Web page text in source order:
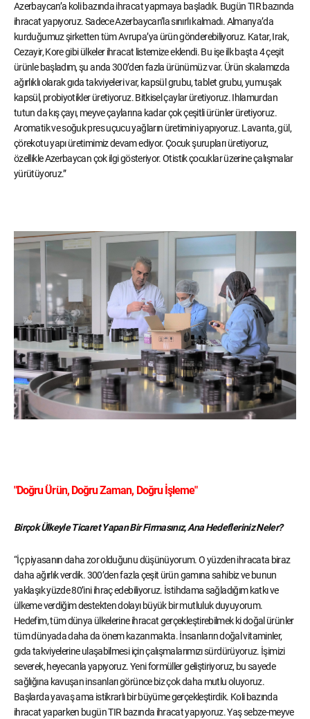
Azerbaycan’a koli bazında ihracat yapmaya başladık. Bugün TIR bazında
ihracat yapıyoruz. Sadece Azerbaycan’la sınırlı kalmadı. Almanya’da
kurduğumuz şirketten tüm Avrupa’ya ürün gönderebiliyoruz. Katar, Irak,
Cezayir, Kore gibi ülkeler ihracat listemize eklendi. Bu işe ilk başta 4 çeşit
ürünle başladım, şu anda 300’den fazla ürünümüz var. Ürün skalamızda
ağırlıklı olarak gıda takviyeleri var, kapsül grubu, tablet grubu, yumuşak
kapsül, probiyotikler üretiyoruz. Bitkisel çaylar üretiyoruz. Ihlamurdan
tutun da kış çayı, meyve çaylarına kadar çok çeşitli ürünler üretiyoruz.
Aromatik ve soğuk pres uçucu yağların üretimini yapıyoruz. Lavanta, gül,
çörekotu yapı üretimimiz devam ediyor. Çocuk şurupları üretiyoruz,
özellikle Azerbaycan çok ilgi gösteriyor. Otistik çocuklar üzerine çalışmalar
yürütüyoruz.”
"Doğru Ürün, Doğru Zaman, Doğru İşleme"
Birçok Ülkeyle Ticaret Yapan Bir Firmasınız, Ana Hedefleriniz Neler?
“İç piyasanın daha zor olduğunu düşünüyorum. O yüzden ihracata biraz
daha ağırlık verdik. 300’den fazla çeşit ürün gamına sahibiz ve bunun
yaklaşık yüzde 80’ini ihraç edebiliyoruz. İstihdama sağladığım katkı ve
ülkeme verdiğim destekten dolayı büyük bir mutluluk duyuyorum.
Hedefim, tüm dünya ülkelerine ihracat gerçekleştirebilmek ki doğal ürünler
tüm dünyada daha da önem kazanmakta. İnsanların doğal vitaminler,
gıda takviyelerine ulaşabilmesi için çalışmalarımızı sürdürüyoruz. İşimizi
severek, heyecanla yapıyoruz. Yeni formüller geliştiriyoruz, bu sayede
sağlığına kavuşan insanları görünce biz çok daha mutlu oluyoruz.
Başlarda yavaş ama istikrarlı bir büyüme gerçekleştirdik. Koli bazında
ihracat yaparken bugün TIR bazında ihracat yapıyoruz. Yaş sebze-meyve